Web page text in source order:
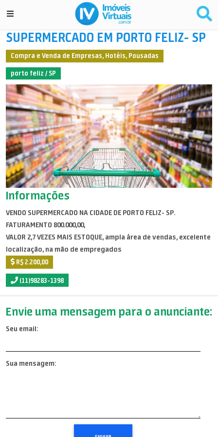
SUPERMERCADO EM PORTO FELIZ- SP
Compra e Venda de Empresas, Hotéis, Pousadas
porto feliz / SP
Informações
VENDO SUPERMERCADO NA CIDADE DE PORTO FELIZ- SP.
FATURAMENTO 800.000,00,
VALOR 2,7 VEZES MAIS ESTOQUE, ampla área de vendas, excelente
localização, na mão de empregados
R$ 2.200,00
(11)98283-1398
Envie uma mensagem para o anunciante:
Seu email:
Sua mensagem: